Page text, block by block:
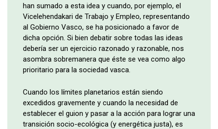
han sumado a esta idea y cuando, por ejemplo, el
Vicelehendakari de Trabajo y Empleo, representando
al Gobierno Vasco, se ha posicionado a favor de
dicha opción. Si bien debatir sobre todas las ideas
debería ser un ejercicio razonado y razonable, nos
asombra sobremanera que éste se vea como algo
prioritario para la sociedad vasca.
Cuando los límites planetarios están siendo
excedidos gravemente y cuando la necesidad de
establecer el guion y pasar a la acción para lograr una
transición socio-ecológica (y energética justa), es